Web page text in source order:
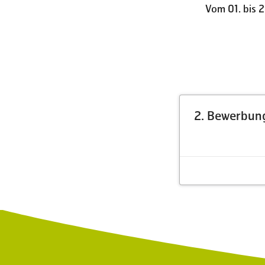
Vom 01. bis
2.